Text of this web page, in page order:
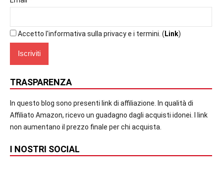
Accetto l'informativa sulla privacy e i termini. ( Link)
TRASPARENZA
In questo blog sono presenti link di affiliazione. In qualità di
Affiliato Amazon, ricevo un guadagno dagli acquisti idonei. I link
non aumentano il prezzo finale per chi acquista.
I NOSTRI SOCIAL